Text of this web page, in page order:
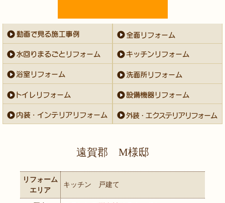
遠賀郡 M様邸
リフォーム
エリア
キッチン 戸建て